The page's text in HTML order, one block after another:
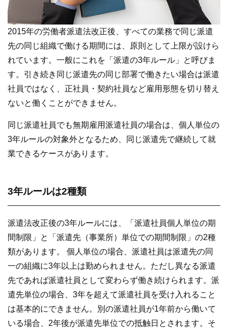
2015年の労働者派遣法改正後、すべての業務で同じ派遣
先の同じ組織で働ける期間には、原則として上限が設けら
れています。一般にこれを「派遣の3年ルール」と呼びま
す。引き続き同じ派遣先の同じ部署で働きたい場合は派遣
社員ではなく、正社員・契約社員など雇用形態を切り替え
ないと働くことができません。
同じ派遣社員でも無期雇用派遣社員の場合は、個人単位の
3年ルールの対象外となるため、同じ派遣先で継続して就
業できるケースがあります。
3年ルールは2種類
派遣法改正後の3年ルールには、「派遣社員個人単位の期
間制限」と「派遣先（事業所）単位での期間制限」の2種
類があります。 個人単位の場合、派遣社員は派遣先の同
一の組織に3年以上は勤められません。ただし異なる派遣
先であれば派遣社員として変わらず働き続けられます。派
遣先単位の場合、3年を超えて派遣社員を受け入れること
は基本的にできません。別の派遣社員が1年前から働いて
いる場合、2年後が派遣先単位での抵触日とされます。そ